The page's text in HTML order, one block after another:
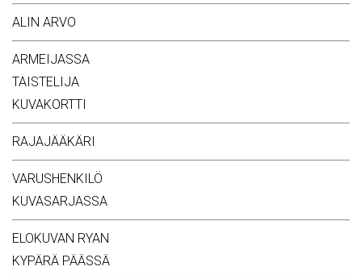
ALIN ARVO
ARMEIJASSA
TAISTELIJA
KUVAKORTTI
RAJAJÄÄKÄRI
VARUSHENKILÖ
KUVASARJASSA
ELOKUVAN RYAN
KYPÄRÄ PÄÄSSÄ